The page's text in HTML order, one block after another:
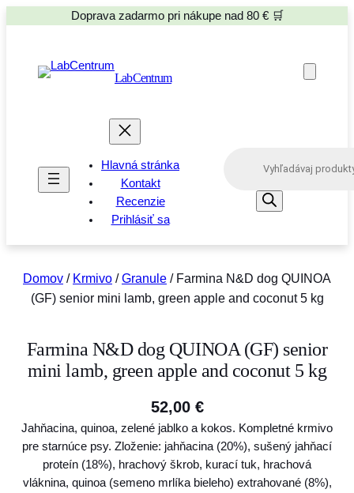
Doprava zadarmo pri nákupe nad 80 € 🛒
LabCentrum
Hlavná stránka
Kontakt
Recenzie
Prihlásiť sa
s
e
r
Domov / Krmivo /Granule / Farmina N&D dog QUINOA
(GF) senior mini lamb, green apple and coconut 5 kg
Farmina N&D dog QUINOA (GF) senior
mini lamb, green apple and coconut 5 kg
52,00 €
Jahňacina, quinoa, zelené jablko a kokos. Kompletné krmivo
pre starnúce psy. Zloženie: jahňacina (20%), sušený jahňací
proteín (18%), hrachový škrob, kurací tuk, hrachová
vláknina, quinoa (semeno mrlíka bieleho) extrahované (8%),